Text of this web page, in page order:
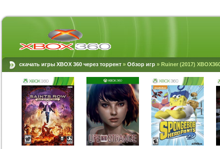
скачать игры XBOX 360 через торрент » Обзор игр » Ruiner (2017)